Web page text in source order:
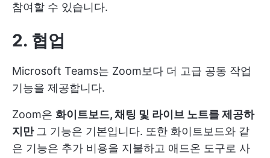
참여할 수 있습니다.
2. 협업
Microsoft Teams는 Zoom보다 더 고급 공동 작업
기능을 제공합니다.
Zoom은 화이트보드, 채팅 및 라이브 노트를 제공하
지만 그 기능은 기본입니다. 또한 화이트보드와 같
은 기능은 추가 비용을 지불하고 애드온 도구로 사